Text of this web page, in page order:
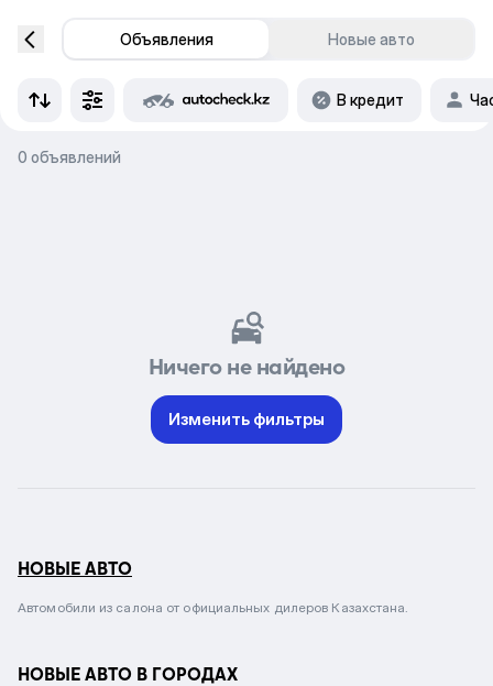
Объявления Новые авто
В кредит
0 объявлений
Ничего не найдено
Изменить фильтры
НОВЫЕ АВТО
Автомобили из салона от официальных дилеров Казахстана.
НОВЫЕ АВТО В ГОРОДАХ